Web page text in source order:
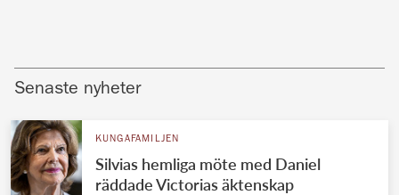
Senaste nyheter
KUNGAFAMILJEN
Silvias hemliga möte med Daniel
räddade Victorias äktenskap